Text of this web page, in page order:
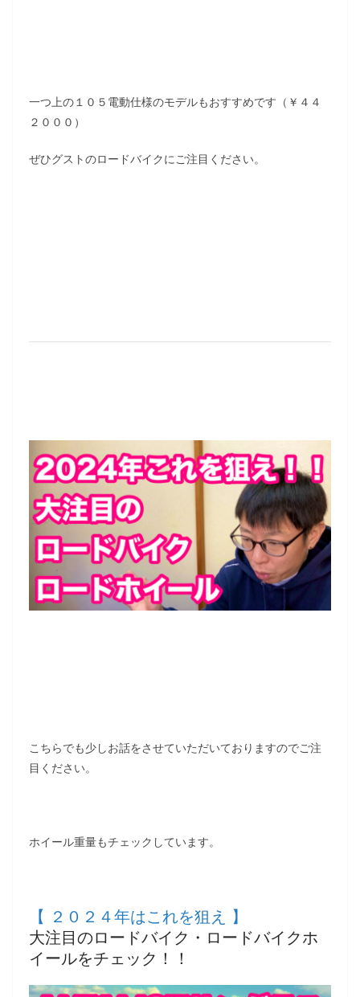
一つ上の１０５電動仕様のモデルもおすすめです（￥４４
２０００）
ぜひグストのロードバイクにご注目ください。
こちらでも少しお話をさせていただいておりますのでご注
目ください。
ホイール重量もチェックしています。
【 ２０２４年はこれを狙え 】
大注目のロードバイク・ロードバイクホ
イールをチェック！！